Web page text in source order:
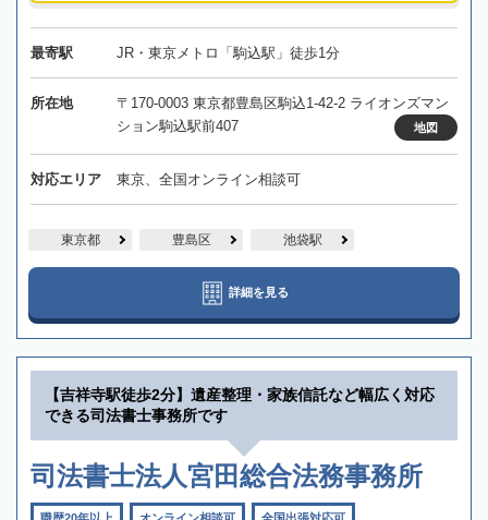
最寄駅 JR・東京メトロ「駒込駅」徒歩1分
所在地
〒170-0003 東京都豊島区駒込1-42-2 ライオンズマン
ション駒込駅前407
地図
対応エリア 東京、全国オンライン相談可
東京都 豊島区 池袋駅
詳細を見る
【吉祥寺駅徒歩2分】遺産整理・家族信託など幅広く対応
できる司法書士事務所です
司法書士法人宮田総合法務事務所